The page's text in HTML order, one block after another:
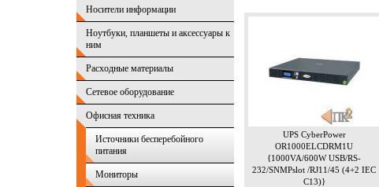
Носители информации
Ноутбуки, планшеты и аксессуары к
ним
Расходные материалы
Сетевое оборудование
Офисная техника
Источники бесперебойного
питания
Мониторы
UPS CyberPower
OR1000ELCDRM1U
{1000VA/600W USB/RS-
232/SNMPslot /RJ11/45 (4+2 IEC
С13)}